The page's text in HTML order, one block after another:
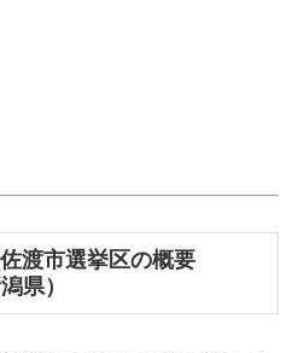
渡市選挙区の概要
県）